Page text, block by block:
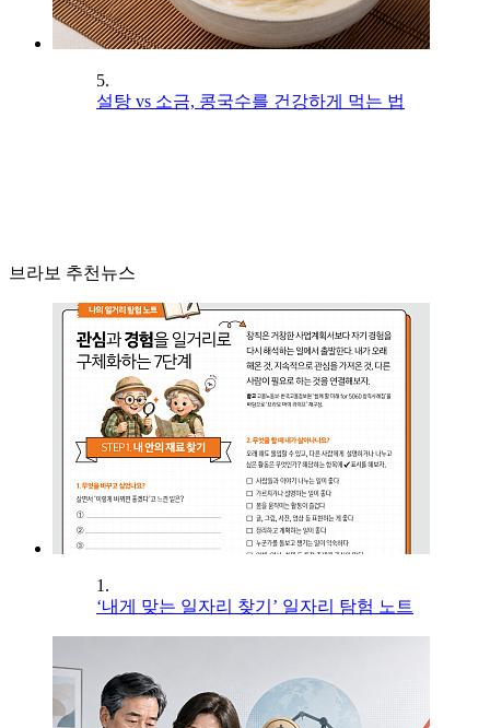
5.
설탕 vs 소금, 콩국수를 건강하게 먹는 법
브라보 추천뉴스
1.
‘내게 맞는 일자리 찾기’ 일자리 탐험 노트